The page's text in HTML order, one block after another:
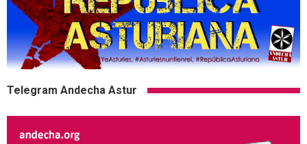
Telegram Andecha Astur